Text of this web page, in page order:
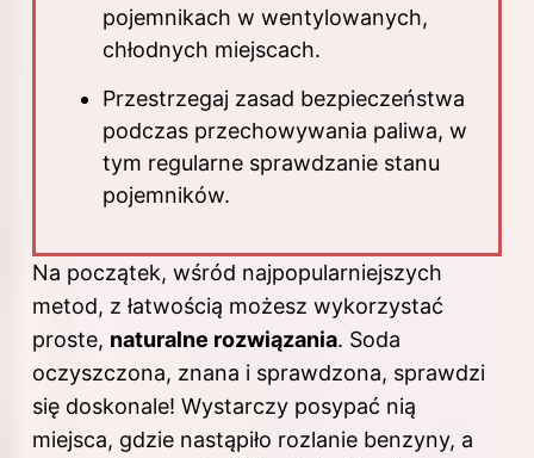
pojemnikach w wentylowanych,
chłodnych miejscach.
Przestrzegaj zasad bezpieczeństwa
podczas przechowywania paliwa, w
tym regularne sprawdzanie stanu
pojemników.
Na początek, wśród najpopularniejszych
metod, z łatwością możesz wykorzystać
proste, naturalne rozwiązania. Soda
oczyszczona, znana i sprawdzona, sprawdzi
się doskonale! Wystarczy posypać nią
miejsca, gdzie nastąpiło rozlanie benzyny, a